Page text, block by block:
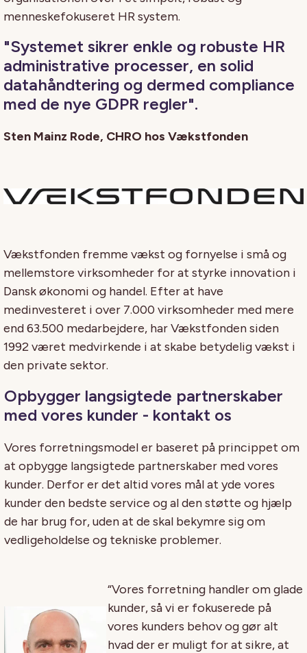
menneskefokuseret HR system.
"Systemet sikrer enkle og robuste HR
administrative processer, en solid
datahåndtering og dermed compliance
med de nye GDPR regler".
Sten Mainz Rode, CHRO hos Vækstfonden
Vækstfonden fremme vækst og fornyelse i små og
mellemstore virksomheder for at styrke innovation i
Dansk økonomi og handel. Efter at have
medinvesteret i over 7.000 virksomheder med mere
end 63.500 medarbejdere, har Vækstfonden siden
1992 været medvirkende i at skabe betydelig vækst i
den private sektor.
Opbygger langsigtede partnerskaber
med vores kunder - kontakt os
Vores forretningsmodel er baseret på princippet om
at opbygge langsigtede partnerskaber med vores
kunder. Derfor er det altid vores mål at yde vores
kunder den bedste service og al den støtte og hjælp
de har brug for, uden at de skal bekymre sig om
vedligeholdelse og tekniske problemer.
“Vores forretning handler om glade
kunder, så vi er fokuserede på
vores kunders behov og gør alt
hvad der er muligt for at sikre, at